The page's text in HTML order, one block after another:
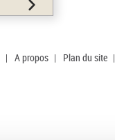
| A propos | Plan du site |